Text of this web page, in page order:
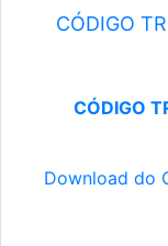
CÓDIGO
CÓDIGO
Download do